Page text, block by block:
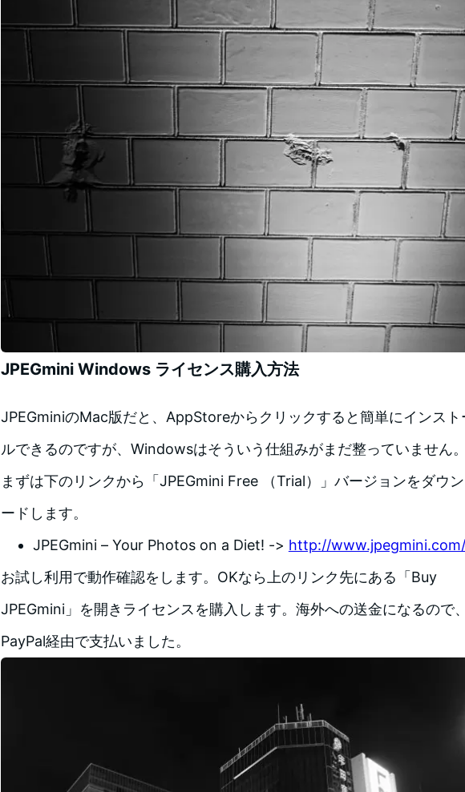
JPEGmini Windows ライセンス購入方法
JPEGminiのMac版だと、AppStoreからクリックすると簡単にインスト
ルできるのですが、Windowsはそういう仕組みがまだ整っていません。
まずは下のリンクから「JPEGmini Free （Trial）」バージョンをダウン
ードします。
JPEGmini – Your Photos on a Diet! -> http://www.jpegmini.com/
お試し利用で動作確認をします。OKなら上のリンク先にある「Buy
JPEGmini」を開きライセンスを購入します。海外への送金になるので、
PayPal経由で支払いました。